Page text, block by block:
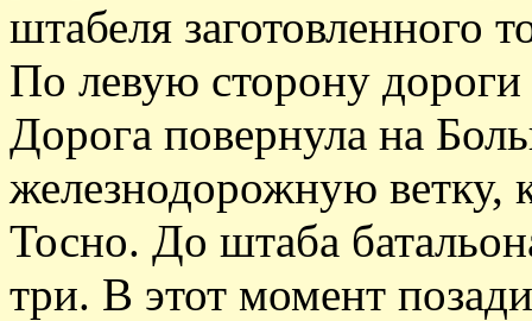
штабеля заготовленного
По левую сторону
Дорога повернула на
железнодорожную ветку,
Тосно. До штаба
три. В этот момент